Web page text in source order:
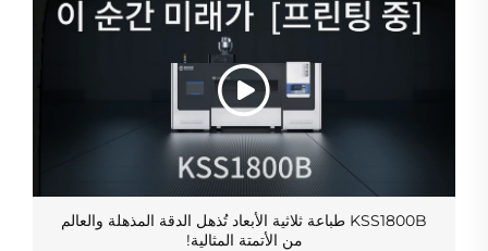
KSS1800B طباعة ثلاثية الأبعاد تُذهل الدقة المذهلة والعالم
من الأتمتة المثالية!